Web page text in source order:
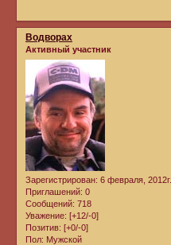
Водворах
Активный участник
Зарегистрирован: 6 февраля, 2012г.
Приглашений: 0
Сообщений: 718
Уважение: [+12/-0]
Позитив: [+0/-0]
Пол: Мужской